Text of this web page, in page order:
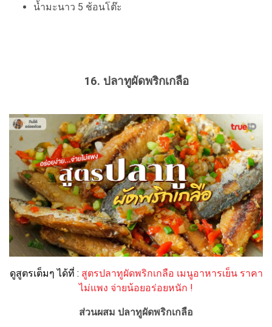
น้ำมะนาว 5 ช้อนโต๊ะ
16. ปลาทูผัดพริกเกลือ
ดูสูตรเต็มๆ ได้ที่ : สูตรปลาทูผัดพริกเกลือ เมนูอาหารเย็น ราคา
ไม่แพง จ่ายน้อยอร่อยหนัก !
ส่วนผสม ปลาทูผัดพริกเกลือ